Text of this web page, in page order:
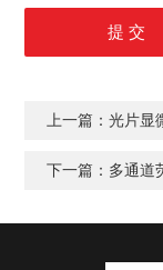
上一篇：光片显
下一篇： 多通道